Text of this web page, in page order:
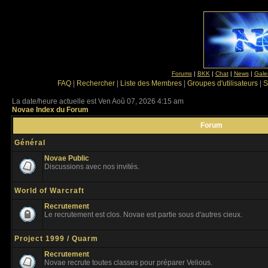
Forums| BKK | Chat| News|
FAQ Rechercher Liste des Membres Groupes d'utilisateurs
La date/heure actuelle est Ven Aoû 07, 2026 4:15 am
Novae Index du Forum
Forum
Général
Novae Public
Discussions avec nos invités.
World of Warcraft
Recrutement
Le recrutement est clos. Novae est partie sous d'autres cieux.
Project 1999 / Quarm
Recrutement
Novae recrute toutes classes pour préparer Velious.